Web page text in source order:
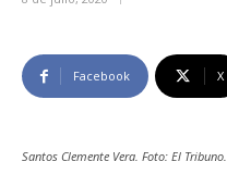
Facebook X
Santos Clemente Vera. Foto: El Tribuno.